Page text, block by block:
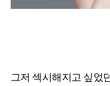
그저 섹시해지고 싶었